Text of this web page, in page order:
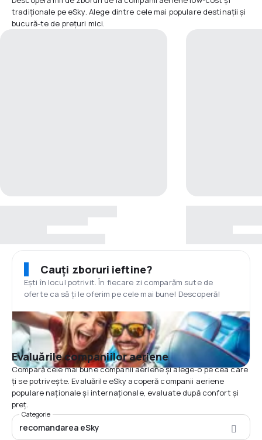
tradiționale pe eSky. Alege dintre cele mai populare destinații și
bucură-te de prețuri mici.
Cauți zboruri ieftine?
Ești în locul potrivit. În fiecare zi comparăm sute de
oferte ca să ți le oferim pe cele mai bune! Descoperă!
Evaluările companiilor aeriene
Compară cele mai bune companii aeriene și alege-o pe cea care
ți se potrivește. Evaluările eSky acoperă companii aeriene
populare naționale și internaționale, evaluate după confort și
preț.
Categorie
recomandarea eSky